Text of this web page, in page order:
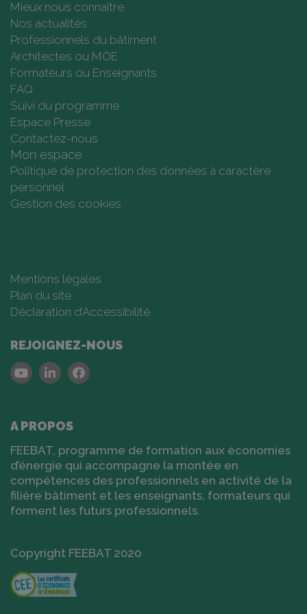
Mieux nous connaître
Nos actualités
Professionnels du bâtiment
Architectes ou MOE
Formateurs ou Enseignants
FAQ
Suivi du programme
Espace Presse
Contactez-nous
Mon espace
Politique de protection des données à caractère
personnel
Gestion des cookies
Mentions légales
Plan du site
Déclaration d’Accessibilité
REJOIGNEZ-NOUS
YoutubeLinkedinFacebook
A PROPOS
FEEBAT, programme de formation aux économies
d’énergie qui accompagne la montée en
compétences des professionnels en activité de la
filière bâtiment et les enseignants, formateurs qui
forment les futurs professionnels.
Copyright FEEBAT 2020